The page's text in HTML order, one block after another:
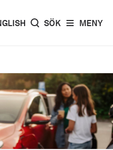
MENY
SÖK